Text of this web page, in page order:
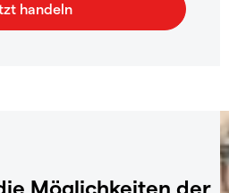
Möglichkeiten der